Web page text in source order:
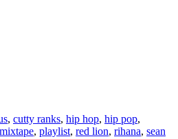
, cutty ranks, hip hop, hip pop,
mixtape, playlist, red lion, rihana, sean